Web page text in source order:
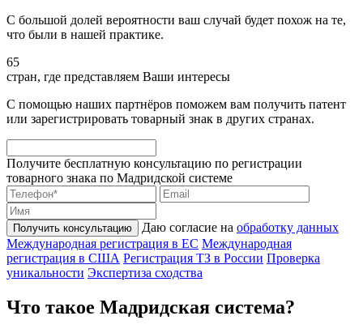
С большой долей вероятности ваш случай будет похож на те,
что были в нашей практике.
65
стран, где представляем Ваши интересы
С помощью наших партнёров поможем вам получить патент
или зарегистрировать товарный знак в других странах.
Получите бесплатную консультацию по регистрации
товарного знака по Мадридской системе
Получить консультацию Даю согласие на обработку данных
Международная регистрация в ЕС Международная
регистрация в США Регистрация ТЗ в России Проверка
уникальности Экспертиза сходства
Что такое Мадридская система?